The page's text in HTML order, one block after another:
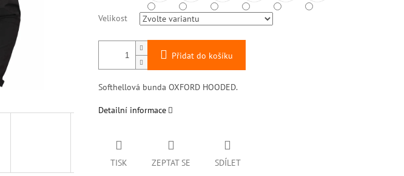
Velikost
Přidat do košíku
Softhellová bunda OXFORD HOODED.
Detailní informace
TISK ZEPTAT SE SDÍLET